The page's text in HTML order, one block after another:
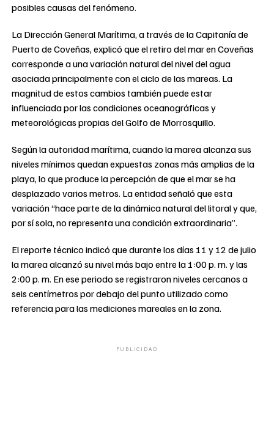
posibles causas del fenómeno.
La Dirección General Marítima, a través de la Capitanía de
Puerto de Coveñas, explicó que el retiro del mar en Coveñas
corresponde a una variación natural del nivel del agua
asociada principalmente con el ciclo de las mareas. La
magnitud de estos cambios también puede estar
influenciada por las condiciones oceanográficas y
meteorológicas propias del Golfo de Morrosquillo.
Según la autoridad marítima, cuando la marea alcanza sus
niveles mínimos quedan expuestas zonas más amplias de la
playa, lo que produce la percepción de que el mar se ha
desplazado varios metros. La entidad señaló que esta
variación “hace parte de la dinámica natural del litoral y que,
por sí sola, no representa una condición extraordinaria”.
El reporte técnico indicó que durante los días 11 y 12 de julio
la marea alcanzó su nivel más bajo entre la 1:00 p. m. y las
2:00 p. m. En ese periodo se registraron niveles cercanos a
seis centímetros por debajo del punto utilizado como
referencia para las mediciones mareales en la zona.
PUBLICIDAD